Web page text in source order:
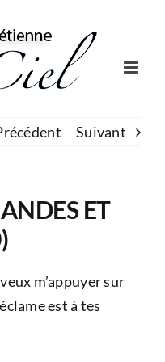
Suivant
ET
m’appuyer sur
est à tes